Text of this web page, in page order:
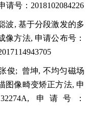
请号： 2018102084226
波, 基于分段激发的多
像方法, 申请公布号：
俊; 曾坤, 不均匀磁场
图像畸变矫正方法, 申
申请号：